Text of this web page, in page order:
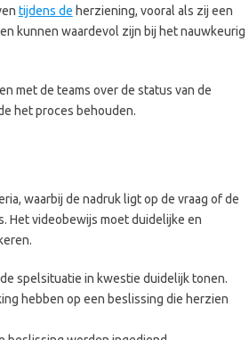
tijdens de herziening, vooral als zij een
kunnen waardevol zijn bij het nauwkeurig
met de teams over de status van de
het proces behouden.
waarbij de nadruk ligt op de vraag of de
Het videobewijs moet duidelijke en
spelsituatie in kwestie duidelijk tonen.
hebben op een beslissing die herzien